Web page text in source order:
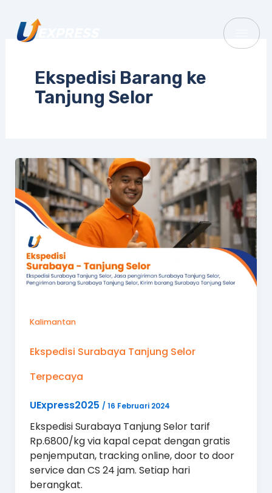
konten
Ekspedisi Barang ke
Tanjung Selor
Kalimantan
Ekspedisi Surabaya Tanjung Selor
Terpecaya
UExpress2025 / 16 Februari 2024
Ekspedisi Surabaya Tanjung Selor tarif
Rp.6800/kg via kapal cepat dengan gratis
penjemputan, tracking online, door to door
service dan CS 24 jam. Setiap hari
berangkat.